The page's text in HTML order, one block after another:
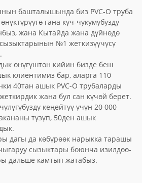
башталышында биз PVC-O труба
гана күч-чукумубузду
жана Кытайда жана дүйнөдө
№1 жеткизүүчүсү
өнүгүштөн кийин бизде беш
клиентимиз бар, аларга 110
40тан ашык PVC-O трубаларды
жана бул сан күчөй берет.
кеңейтүү үчүн 20 000
түзүп, 50ден ашык
дагы да көбүрөөк нарыкка тарашы
сызыктары боюнча изилдөө-
дальше камтып жатабыз.